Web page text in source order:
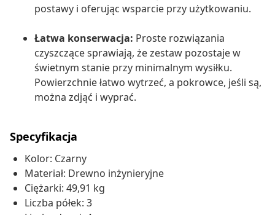
postawy i oferując wsparcie przy użytkowaniu.
Łatwa konserwacja: Proste rozwiązania
czyszczące sprawiają, że zestaw pozostaje w
świetnym stanie przy minimalnym wysiłku.
Powierzchnie łatwo wytrzeć, a pokrowce, jeśli są,
można zdjąć i wyprać.
Specyfikacja
Kolor: Czarny
Materiał: Drewno inżynieryjne
Ciężarki: 49,91 kg
Liczba półek: 3